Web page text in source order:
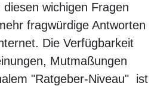
wichigen Fragen
fragwürdige Antworten
Die Verfügbarkeit
Mutmaßungen
"Ratgeber-Niveau" ist